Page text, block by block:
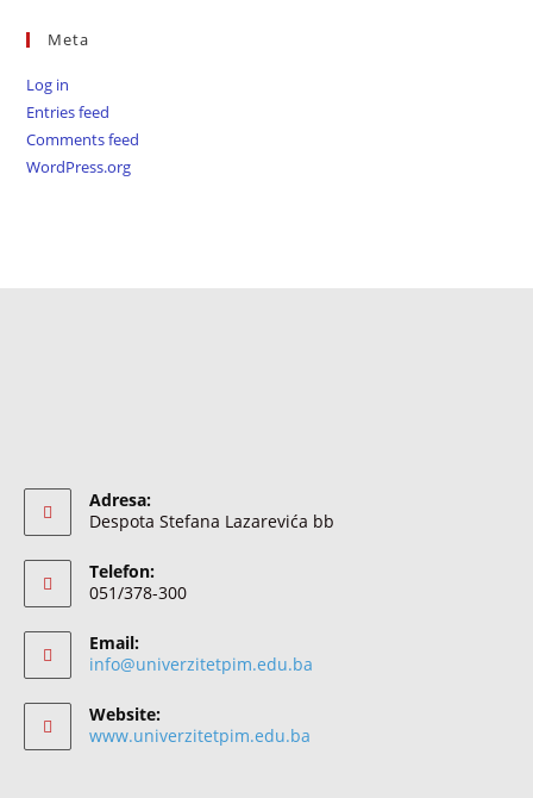
Meta
Log in
Entries feed
Comments feed
WordPress.org
Adresa:
Despota Stefana Lazarevića bb
Telefon:
051/378-300
Email:
info@univerzitetpim.edu.ba
Website:
www.univerzitetpim.edu.ba